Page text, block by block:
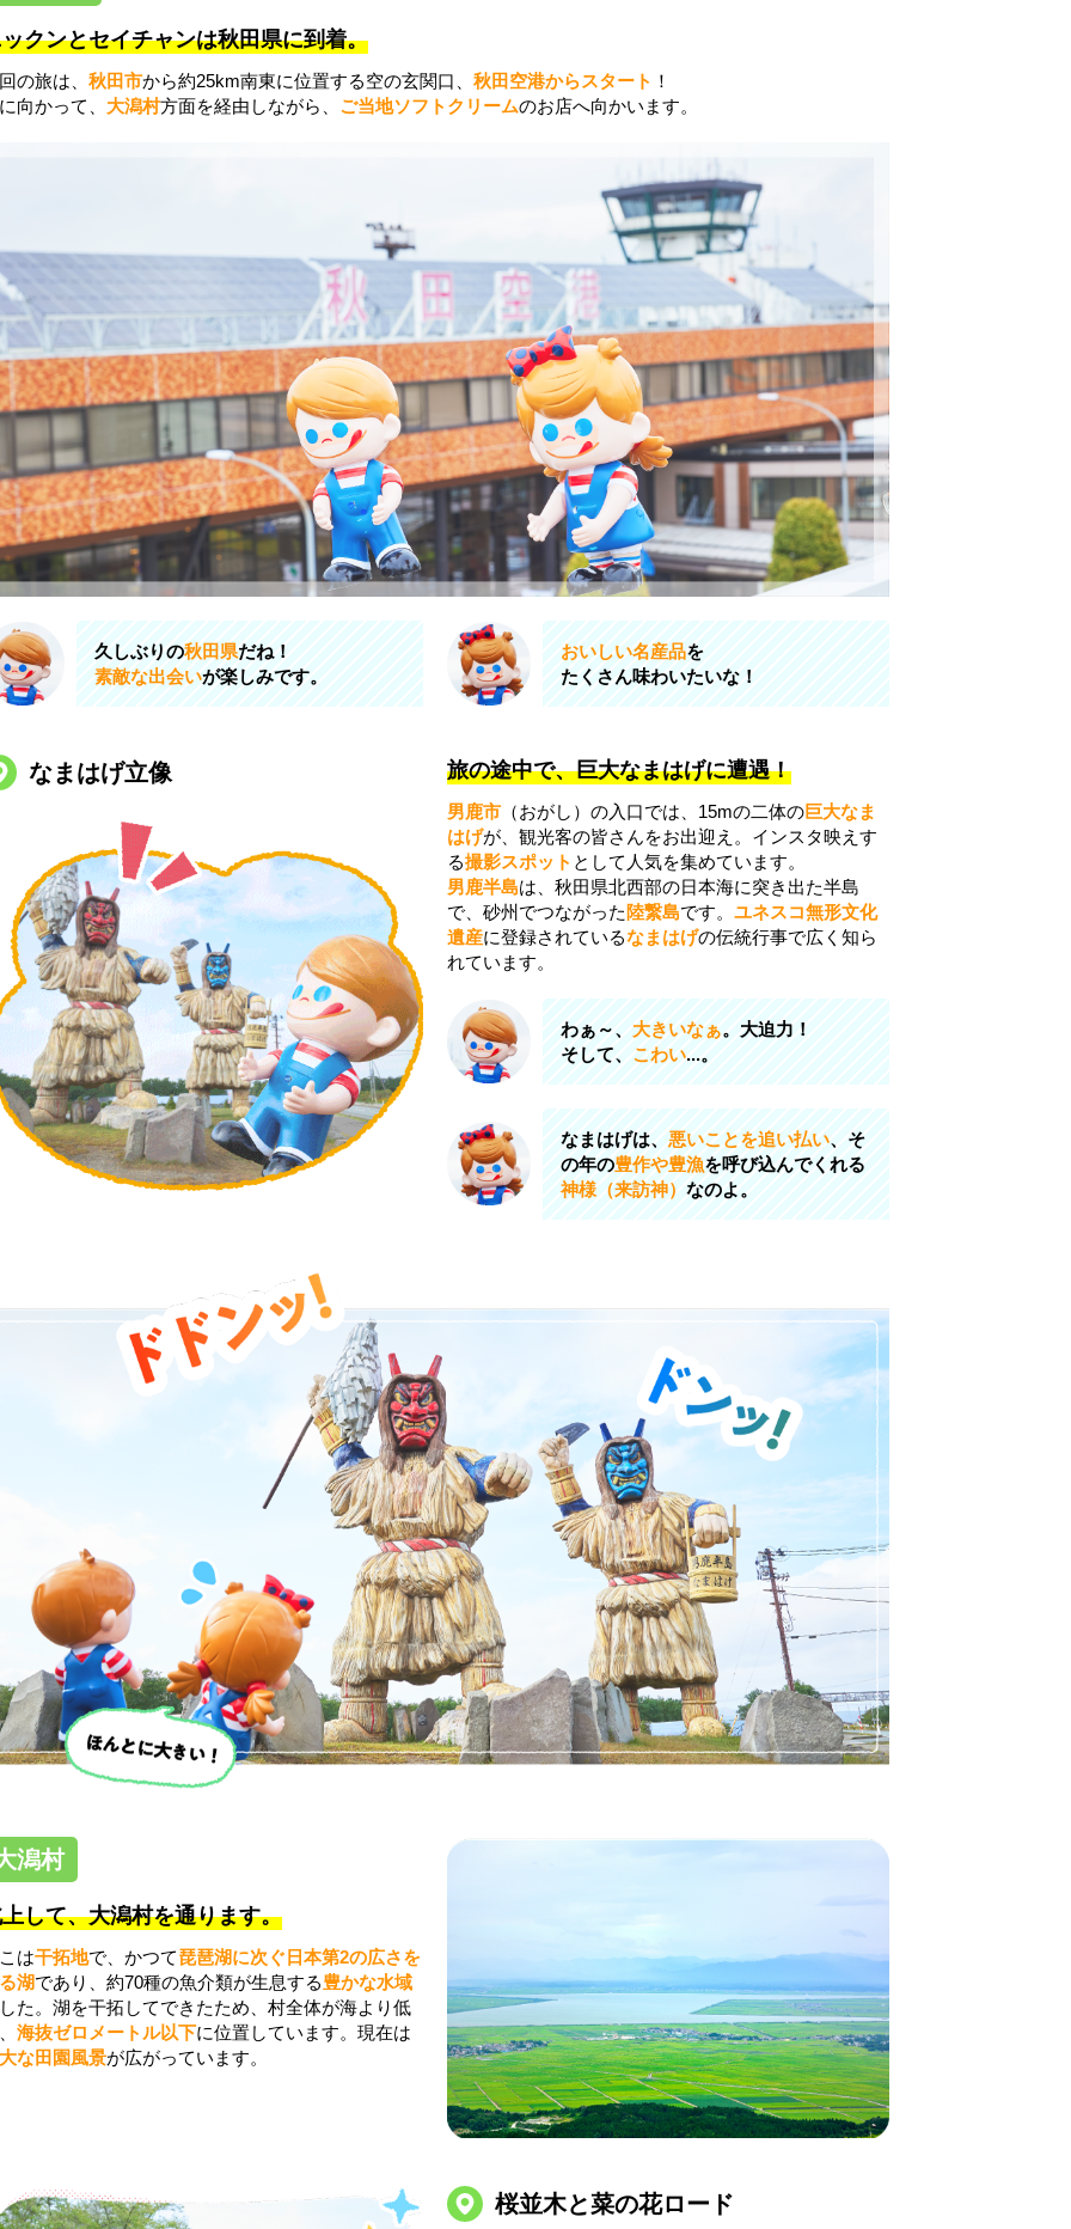
クンとセイチャンは秋田県に到着。
の旅は、 秋田市から約25km南東に位置する空の玄関口、 秋田空港からスタート ！
向かって、 大潟村方面を経由しながら、 ご当地ソフトクリームのお店へ向かいます。
久しぶりの秋田県だね！
素敵な出会いが楽しみです。
おいしい名産品を
たくさん味わいたいな！
なまはげ立像 旅の途中で、巨大なまはげに遭遇！
男鹿市（おがし）の入口では、15mの二体の巨大なま
はげが、観光客の皆さんをお出迎え。インスタ映えす
る撮影スポット として人気を集めています。
男鹿半島は、秋田県北西部の日本海に突き出た半島
で、砂州でつながった 陸繋島です。 ユネスコ無形文化
遺産に登録されているなまはげの伝統行事で広く知ら
れています。
わぁ～、 大きいなぁ。大迫力！
そして、 こわい...。
なまはげは、 悪いことを追い払い、そ
の年の豊作や豊漁を呼び込んでくれる
神様（来訪神） なのよ。
潟村
して、大潟村を通ります。
は干拓地で、かつて琵琶湖に次ぐ日本第2の広さを
湖であり、約70種の魚介類が生息する豊かな水域
た。湖を干拓してできたため、村全体が海より低
海抜ゼロメートル以下に位置しています。現在は
な田園風景が広がっています。
桜並木と菜の花ロード